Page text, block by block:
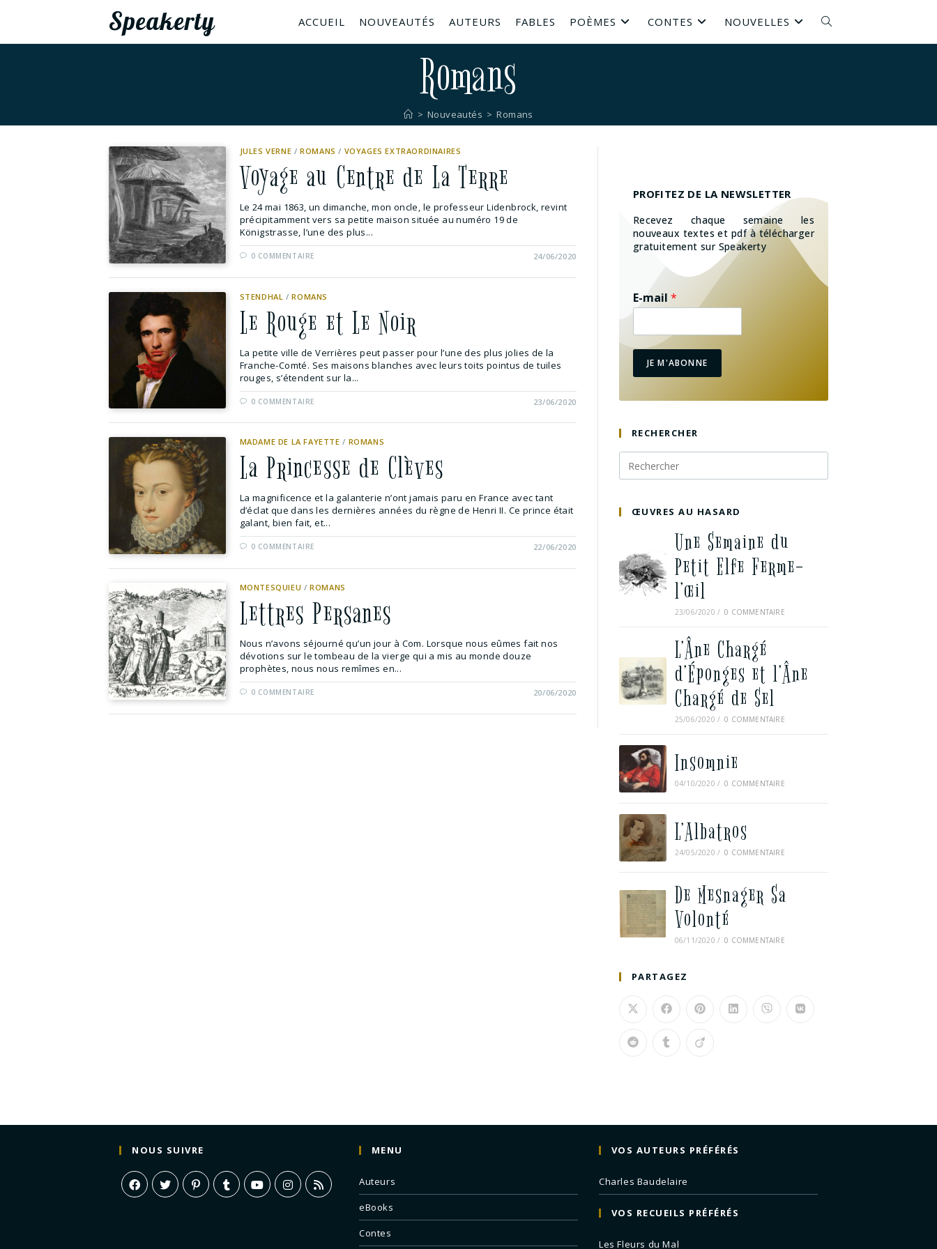
Speakerty ACCUEIL NOUVEAUTÉS AUTEURS FABLES POÈMES CONTES NOUVELLES
Romans
> Nouveautés > Romans
JULES VERNE /ROMANS / VOYAGES EXTRAORDINAIRES
Voyage au Centre de La Terre
Le 24 mai 1863, un dimanche, mon oncle, le professeur Lidenbrock, revint
précipitamment vers sa petite maison située au numéro 19 de
Königstrasse, l’une des plus...
0 COMMENTAIRE 24/06/2020
STENDHAL /ROMANS
Le Rouge et Le Noir
La petite ville de Verrières peut passer pour l’une des plus jolies de la
Franche-Comté. Ses maisons blanches avec leurs toits pointus de tuiles
rouges, s’étendent sur la...
0 COMMENTAIRE 23/06/2020
MADAME DE LA FAYETTE / ROMANS
La Princesse de Clèves
La magnificence et la galanterie n’ont jamais paru en France avec tant
d’éclat que dans les dernières années du règne de Henri II. Ce prince était
galant, bien fait, et...
0 COMMENTAIRE 22/06/2020
MONTESQUIEU /ROMANS
Lettres Persanes
Nous n’avons séjourné qu’un jour à Com. Lorsque nous eûmes fait nos
dévotions sur le tombeau de la vierge qui a mis au monde douze
prophètes, nous nous remîmes en...
0 COMMENTAIRE 20/06/2020
PROFITEZ DE LA NEWSLETTER
Recevez chaque semaine les
nouveaux textes et pdf à télécharger
gratuitement sur Speakerty
E-mail *
JE M'ABONNE
RECHERCHER
ŒUVRES AU HASARD
Une Semaine du
Petit Elfe Ferme-
l’œil
23/06/2020 / 0 COMMENTAIRE
L’Âne Chargé
d’Éponges et l’Âne
Chargé de Sel
25/06/2020 / 0 COMMENTAIRE
Insomnie
04/10/2020 / 0 COMMENTAIRE
L’Albatros
24/05/2020 / 0 COMMENTAIRE
De Mesnager Sa
Volonté
06/11/2020 / 0 COMMENTAIRE
PARTAGEZ
NOUS SUIVRE MENU
Auteurs
eBooks
Contes
VOS AUTEURS PRÉFÉRÉS
Charles Baudelaire
VOS RECUEILS PRÉFÉRÉS
Les Fleurs du Mal